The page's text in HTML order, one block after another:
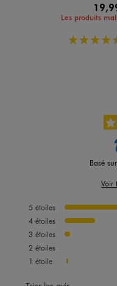
Les produits
4.5/5
Basé sur
Voir
5 étoiles
4 étoiles
3 étoiles
2 étoiles
1 étoile